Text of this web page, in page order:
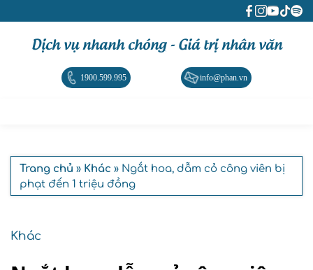
Dịch vụ nhanh chóng - Giá trị nhân văn
1900.599.995 info@phan.vn
Trang chủ » Khác » Ngắt hoa, dẫm cỏ công viên bị
phạt đến 1 triệu đồng
Khác